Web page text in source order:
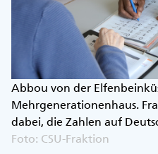
Abbou von der
Mehrgenerationenhaus.
dabei, die Zahlen auf
Foto: CSU-Fraktion